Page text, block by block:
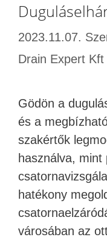
2023.11.07.
Drain Expert Kft
Gödön a
és a
szakértők
használva,
hatékony
városában az